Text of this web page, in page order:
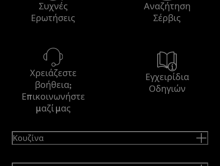
Συχνές
Ερωτήσεις
Αναζήτηση
Σέρβις
Χρειάζεστε
βοήθεια;
Επικοινωνήστε
μαζί μας
Εγχειρίδια
Οδηγιών
Κουζίνα